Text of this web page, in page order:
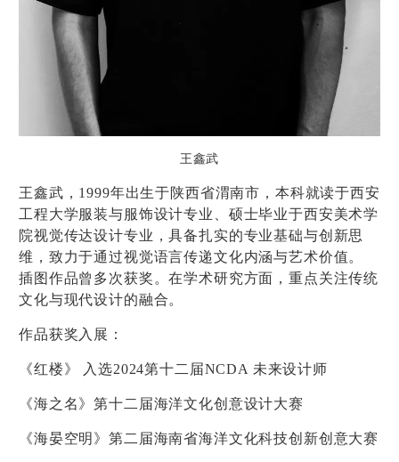
王鑫武
王鑫武，1999年出生于陕西省渭南市，本科就读于西安
工程大学服装与服饰设计专业、硕士毕业于西安美术学
院视觉传达设计专业，具备扎实的专业基础与创新思
维，致力于通过视觉语言传递文化内涵与艺术价值。
插图作品曾多次获奖。在学术研究方面，重点关注传统
文化与现代设计的融合。
作品获奖入展：
《红楼》 入选2024第十二届NCDA 未来设计师
《海之名》第十二届海洋文化创意设计大赛
《海晏空明》第二届海南省海洋文化科技创新创意大赛